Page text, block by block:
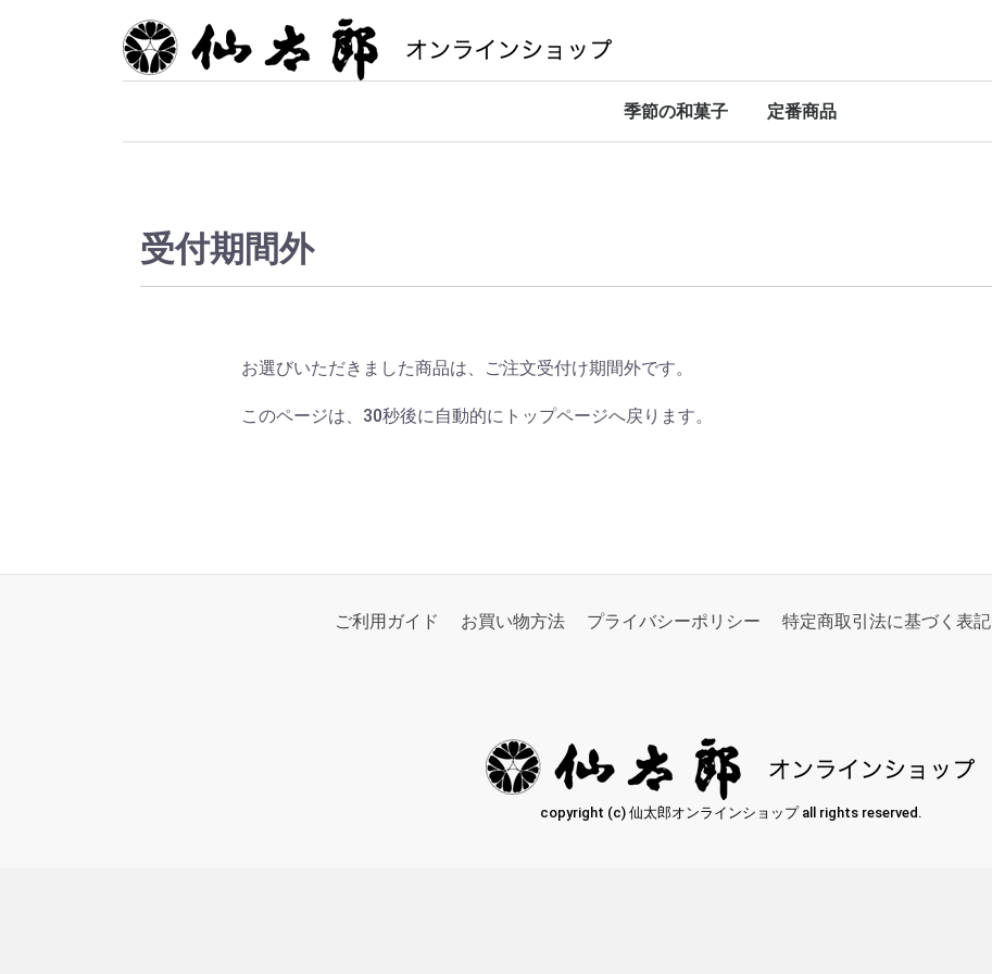
季節の和菓子 定番商品
受付期間外
お選びいただきました商品は、ご注文受付け期間外です。
このページは、30秒後に自動的にトップページへ戻ります。
ご利用ガイド お買い物方法 プライバシーポリシー 特定商取引法に基づく表記
copyright (c) 仙太郎オンラインショップ all rights reserved.